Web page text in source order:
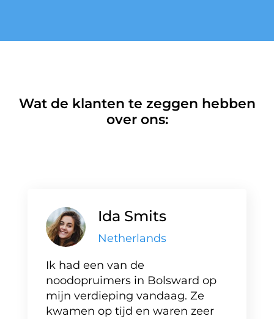
Wat de klanten te zeggen hebben
over ons:
Ida Smits
Netherlands
Ik had een van de
noodopruimers in Bolsward op
mijn verdieping vandaag. Ze
kwamen op tijd en waren zeer